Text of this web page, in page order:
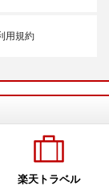
用規約
楽天トラベル